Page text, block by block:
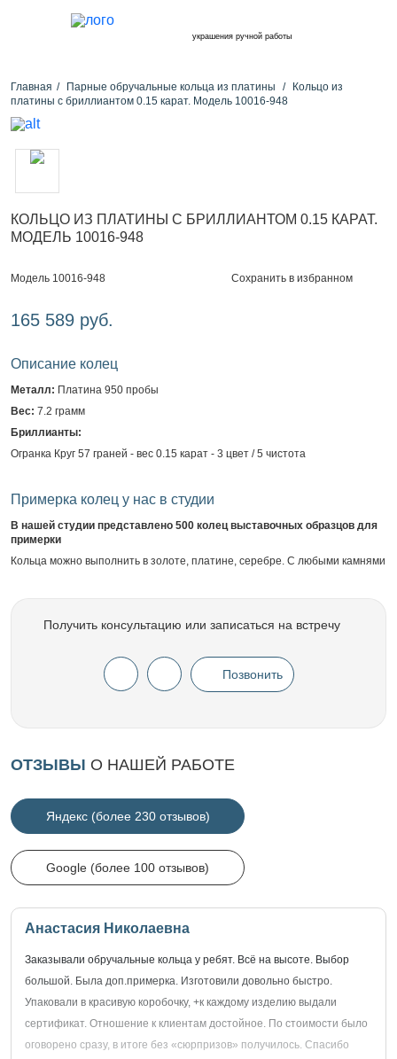
украшения ручной работы
Главная Парные обручальные кольца из платины
Кольцо из
платины с бриллиантом 0.15 карат. Модель 10016-948
КОЛЬЦО ИЗ ПЛАТИНЫ С БРИЛЛИАНТОМ 0.15 КАРАТ.
МОДЕЛЬ 10016-948
Модель 10016-948 Сохранить в избранном
165 589 руб.
Описание колец
Металл: Платина 950 пробы
Вес: 7.2 грамм
Бриллианты:
Огранка Круг 57 граней - вес 0.15 карат - 3 цвет / 5 чистота
Примерка колец у нас в студии
В нашей студии представлено 500 колец выставочных образцов для
примерки
Кольца можно выполнить в золоте, платине, серебре. С любыми камнями
Получить консультацию или записаться на встречу
Позвонить
ОТЗЫВЫ О НАШЕЙ РАБОТЕ
Яндекс (более 230 отзывов)
Google (более 100 отзывов)
Анастасия Николаевна
Заказывали обручальные кольца у ребят. Всё на высоте. Выбор
большой. Была доп.примерка. Изготовили довольно быстро.
Упаковали в красивую коробочку, +к каждому изделию выдали
сертификат. Отношение к клиентам достойное. По стоимости было
оговорено сразу, в итоге без «сюрпризов» получилось. Спасибо